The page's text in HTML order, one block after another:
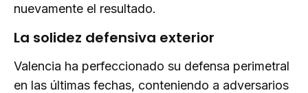
nuevamente el resultado.
La solidez defensiva exterior
Valencia ha perfeccionado su defensa perimetral
en las últimas fechas, conteniendo a adversarios